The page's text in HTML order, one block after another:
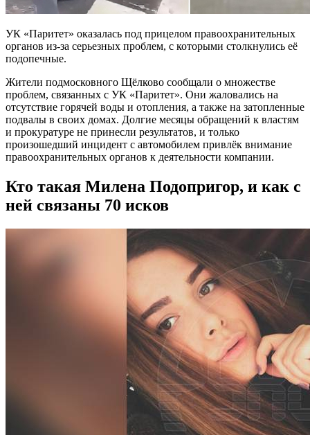
УК «Паритет» оказалась под прицелом правоохранительных
органов из-за серьезных проблем, с которыми столкнулись её
подопечные.
Жители подмосковного Щёлково сообщали о множестве
проблем, связанных с УК «Паритет». Они жаловались на
отсутствие горячей воды и отопления, а также на затопленные
подвалы в своих домах. Долгие месяцы обращений к властям
и прокуратуре не принесли результатов, и только
произошедший инцидент с автомобилем привлёк внимание
правоохранительных органов к деятельности компании.
Кто такая Милена Подопригор, и как с
ней связаны 70 исков